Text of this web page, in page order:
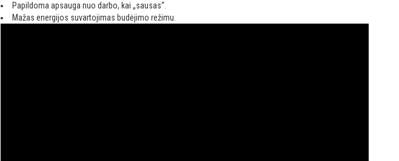
Papildoma apsauga nuo darbo, kai „sausas“.
Mažas energijos suvartojimas budėjimo režimu.